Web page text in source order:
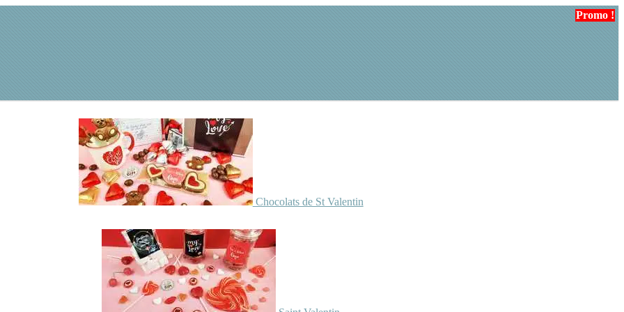
Chocolats de St Valentin
Promo !
Promo !
Promo !
Promo !